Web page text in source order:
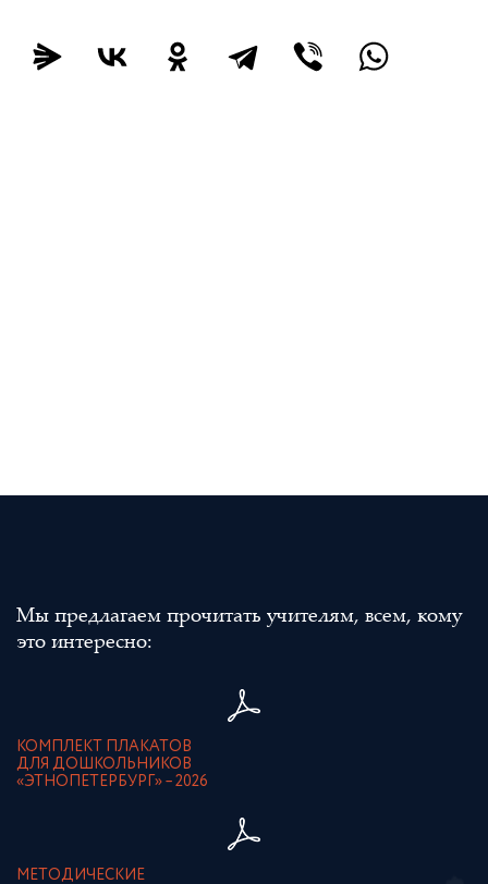
Мы предлагаем прочитать учителям, всем, кому
это интересно:
КОМПЛЕКТ ПЛАКАТОВ
ДЛЯ ДОШКОЛЬНИКОВ
«ЭТНОПЕТЕРБУРГ» – 2026
МЕТОДИЧЕСКИЕ